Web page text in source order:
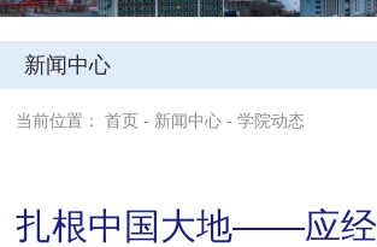
新闻中心
当前位置：首页 - 新闻中心 -学院动态
扎根中国大地——应经